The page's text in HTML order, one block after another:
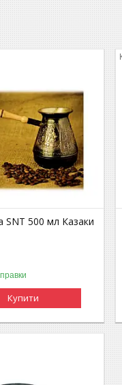
SNT 500 мл Казаки
Купити